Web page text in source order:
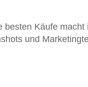
besten Käufe macht
und